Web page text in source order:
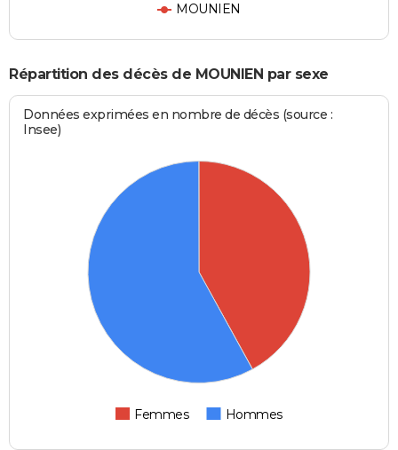
MOUNIEN
Répartition des décès de MOUNIEN par sexe
Données exprimées en nombre de décès (source :
Insee)
Femmes Hommes